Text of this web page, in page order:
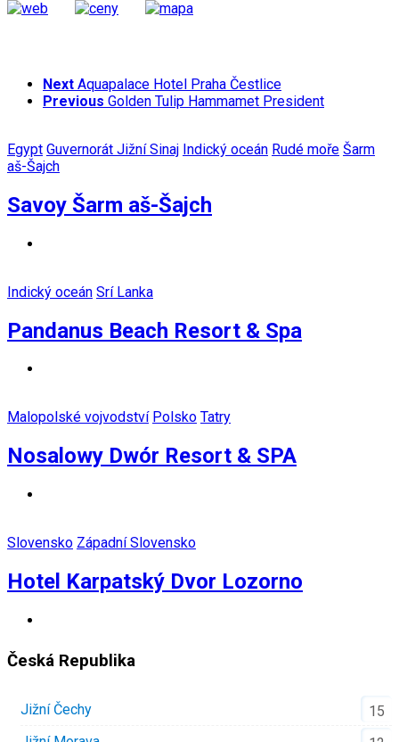
Next Aquapalace Hotel Praha Čestlice
Previous Golden Tulip Hammamet President
Egypt Guvernorát Jižní Sinaj Indický oceán Rudé moře Šarm
aš-Šajch
Savoy Šarm aš-Šajch
Indický oceán Srí Lanka
Pandanus Beach Resort & Spa
Malopolské vojvodství Polsko Tatry
Nosalowy Dwór Resort & SPA
Slovensko Západní Slovensko
Hotel Karpatský Dvor Lozorno
Česká Republika
Jižní Čechy
15